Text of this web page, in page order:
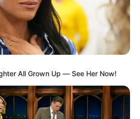
All Grown Up — See Her Now!